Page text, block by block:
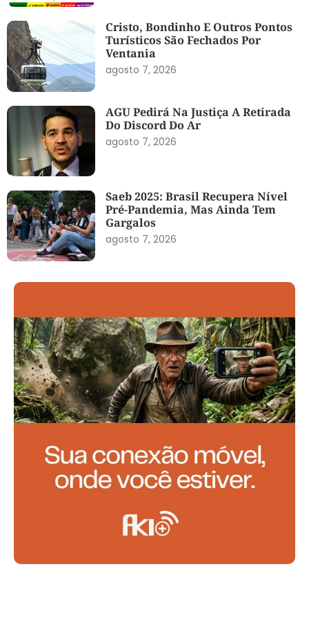
Cristo, Bondinho E Outros Pontos
Turísticos São Fechados Por
Ventania
agosto 7, 2026
AGU Pedirá Na Justiça A Retirada
Do Discord Do Ar
agosto 7, 2026
Saeb 2025: Brasil Recupera Nível
Pré-Pandemia, Mas Ainda Tem
Gargalos
agosto 7, 2026